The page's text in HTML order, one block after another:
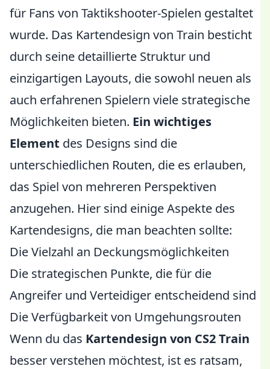
für Fans von Taktikshooter-Spielen gestaltet
wurde. Das Kartendesign von Train besticht
durch seine detaillierte Struktur und
einzigartigen Layouts, die sowohl neuen als
auch erfahrenen Spielern viele strategische
Möglichkeiten bieten. Ein wichtiges
Element des Designs sind die
unterschiedlichen Routen, die es erlauben,
das Spiel von mehreren Perspektiven
anzugehen. Hier sind einige Aspekte des
Kartendesigns, die man beachten sollte:
Die Vielzahl an Deckungsmöglichkeiten
Die strategischen Punkte, die für die
Angreifer und Verteidiger entscheidend sind
Die Verfügbarkeit von Umgehungsrouten
Wenn du das Kartendesign von CS2 Train
besser verstehen möchtest, ist es ratsam,